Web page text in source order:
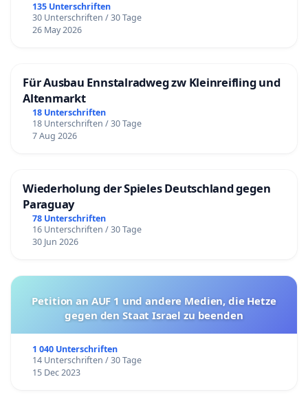
135 Unterschriften
30 Unterschriften / 30 Tage
26 May 2026
Für Ausbau Ennstalradweg zw Kleinreifling und
Altenmarkt
18 Unterschriften
18 Unterschriften / 30 Tage
7 Aug 2026
Wiederholung der Spieles Deutschland gegen
Paraguay
78 Unterschriften
16 Unterschriften / 30 Tage
30 Jun 2026
Petition an AUF 1 und andere Medien, die Hetze
gegen den Staat Israel zu beenden
1 040 Unterschriften
14 Unterschriften / 30 Tage
15 Dec 2023